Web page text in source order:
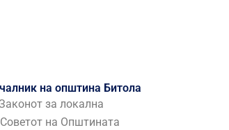
на општина Битола
за локална
на Општината